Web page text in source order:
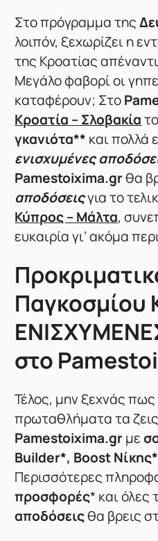
Στο πρόγραμμα της
λοιπόν, ξεχωρίζει η
της Κροατίας
Μεγάλο φαβορί οι
καταφέρουν; Στο
Κροατία – Σλοβακία
γκανιότα** και πολλά
ενισχυμένες
Pamestoixima.grθα
αποδόσειςγια το
Κύπρος – Μάλτα,
ευκαιρία γι’ ακόμα
Παγκοσμίου
στο
Τέλος, μην ξεχνάς
πρωταθλήματα τα
Pamestoixima.grμε
Builder*, Boost
Περισσότερες
προσφορές* και όλες
αποδόσειςθα βρεις